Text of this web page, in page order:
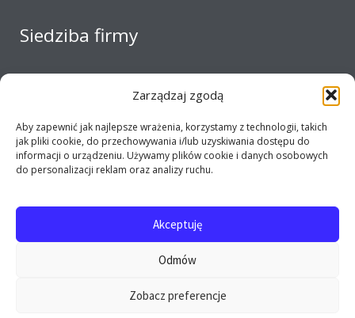
Zarządzaj zgodą
Aby zapewnić jak najlepsze wrażenia, korzystamy z technologii, takich
jak pliki cookie, do przechowywania i/lub uzyskiwania dostępu do
informacji o urządzeniu. Używamy plików cookie i danych osobowych
do personalizacji reklam oraz analizy ruchu.
Akceptuję
Odmów
Zobacz preferencje
Siedziba firmy
Copyright 2017 - 2026 E-opel24.pl - Firma MIJ © All